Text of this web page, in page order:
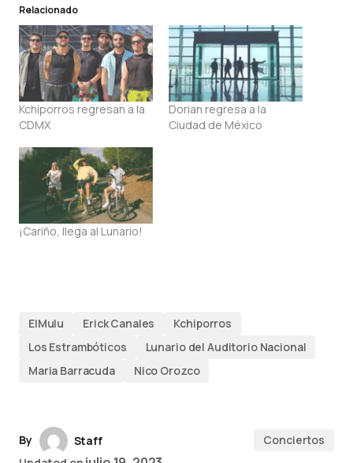
Relacionado
Kchiporros regresan a la
CDMX
Dorian regresa a la
Ciudad de México
¡Cariño, llega al Lunario!
ElMulu Erick Canales
Kchiporros
Los Estrambóticos
Lunario del Auditorio Nacional
Maria Barracuda
Nico Orozco
By
Staff
Conciertos